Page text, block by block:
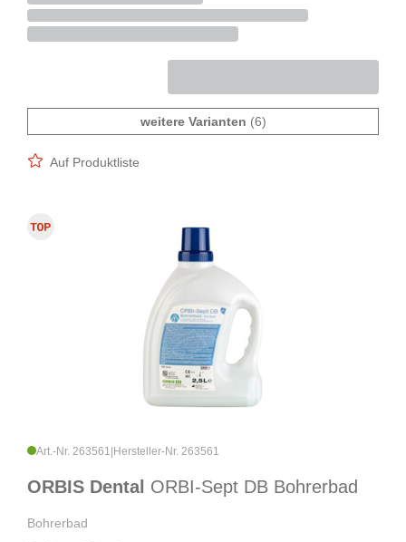
weitere Varianten (6)
Auf Produktliste
Art.-Nr. 263561 Hersteller-Nr. 263561
ORBIS Dental ORBI-Sept DB Bohrerbad
Bohrerbad